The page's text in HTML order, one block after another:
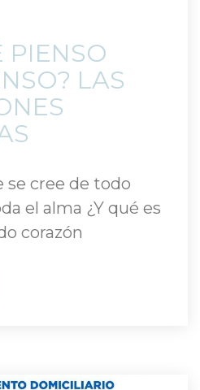
PIENSO
LAS
se cree de todo
el alma ¿Y qué es
corazón